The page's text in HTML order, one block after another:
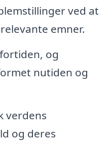
ved at
emner.
og
nutiden og
verdens
og deres